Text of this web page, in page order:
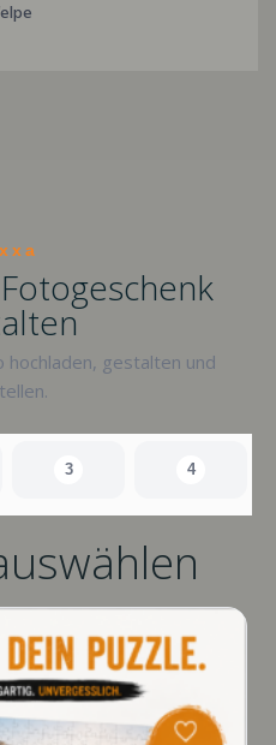
hochladen, gestalten und
3 4